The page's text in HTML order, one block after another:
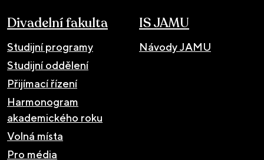
Divadelní fakulta
Studijní programy
Studijní oddělení
Přijímací řízení
Harmonogram
akademického roku
Volná místa
Pro média
IS JAMU
Návody JAMU